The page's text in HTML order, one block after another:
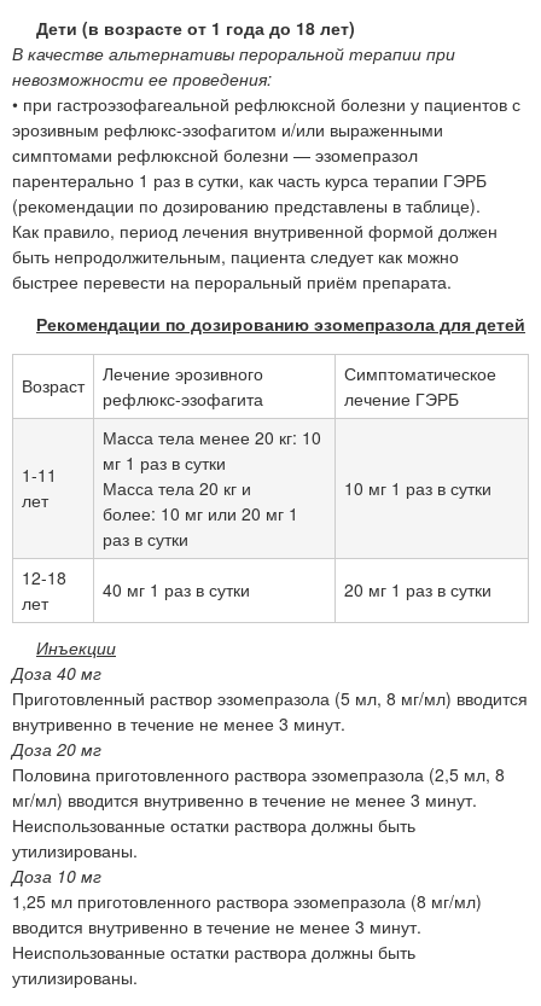
Дети (в возрасте от 1 года до 18 лет)
В качестве альтернативы пероральной терапии при
невозможности ее проведения:
• при гастроэзофагеальной рефлюксной болезни у пациентов с
эрозивным рефлюкс-эзофагитом и/или выраженными
симптомами рефлюксной болезни — эзомепразол
парентерально 1 раз в сутки, как часть курса терапии ГЭРБ
(рекомендации по дозированию представлены в таблице).
Как правило, период лечения внутривенной формой должен
быть непродолжительным, пациента следует как можно
быстрее перевести на пероральный приём препарата.
Рекомендации по дозированию эзомепразола для детей
Возраст
Лечение эрозивного
рефлюкс-эзофагита
Симптоматическое
лечение ГЭРБ
1-11
лет
Масса тела менее 20 кг: 10
мг 1 раз в сутки
Масса тела 20 кг и
более: 10 мг или 20 мг 1
раз в сутки
10 мг 1 раз в сутки
12-18
лет
40 мг 1 раз в сутки 20 мг 1 раз в сутки
Инъекции
Доза 40 мг
Приготовленный раствор эзомепразола (5 мл, 8 мг/мл) вводится
внутривенно в течение не менее 3 минут.
Доза 20 мг
Половина приготовленного раствора эзомепразола (2,5 мл, 8
мг/мл) вводится внутривенно в течение не менее 3 минут.
Неиспользованные остатки раствора должны быть
утилизированы.
Доза 10 мг
1,25 мл приготовленного раствора эзомепразола (8 мг/мл)
вводится внутривенно в течение не менее 3 минут.
Неиспользованные остатки раствора должны быть
утилизированы.